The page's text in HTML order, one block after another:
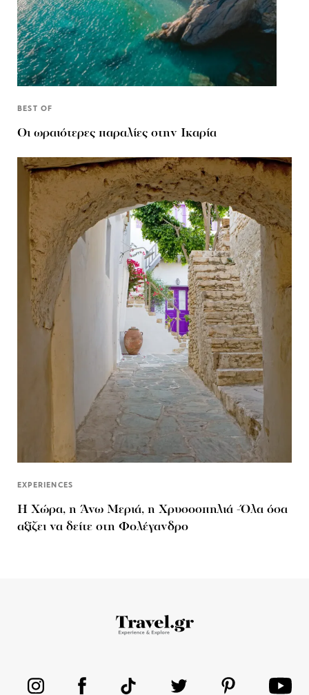
BEST OF
Οι ωραιότερες παραλίες στην Ικαρία
EXPERIENCES
Η Χώρα, η Άνω Μεριά, η Χρυσοσπηλιά -Όλα όσα
αξίζει να δείτε στη Φολέγανδρο